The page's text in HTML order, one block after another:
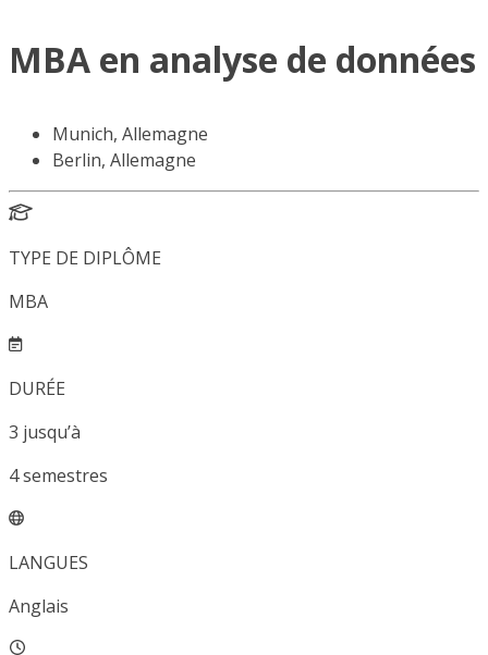
MBA en analyse de données
Munich, Allemagne
Berlin, Allemagne
TYPE DE DIPLÔME
MBA
DURÉE
3 jusqu’à
4semestres
LANGUES
Anglais